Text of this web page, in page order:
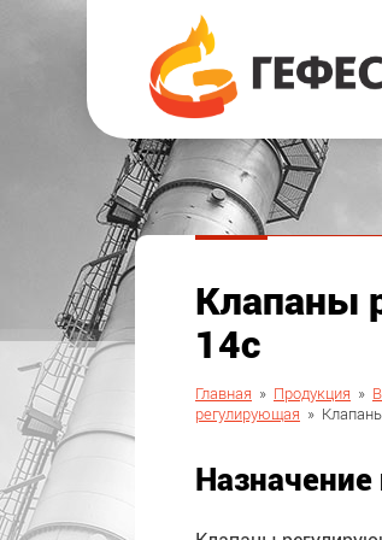
Клапаны
14с
Главная » Продукция »
регулирующая »